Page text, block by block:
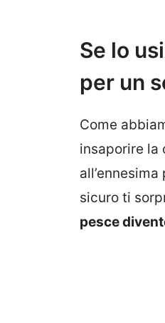
Se lo
per un
Come
insaporire la
sicuro ti
pesce